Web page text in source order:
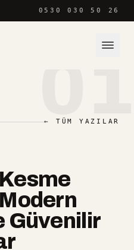
0530 030 50 26
← TÜM YAZILAR
Güvenilir